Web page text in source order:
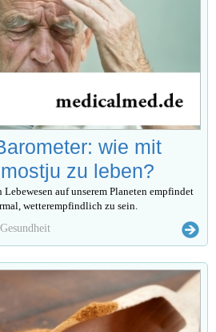
wie mit
zu leben?
auf unserem Planeten empfindet
wetterempfindlich zu sein.